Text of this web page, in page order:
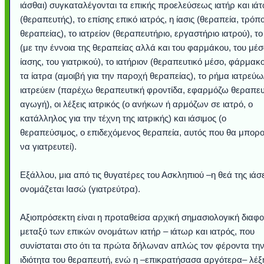
ιάσθαι) συγκαταλέγονται τα επικής προελεύσεως ιατήρ και
(θεραπευτής), το επίσης επικό ιατρός, η ίασις (θεραπεία,
θεραπείας), το ιατρείον (θεραπευτήριο, εργαστήριο ιατρού),
(με την έννοια της θεραπείας αλλά και του φαρμάκου, του
ίασης, του γιατρικού), το ιατήριον (θεραπευτικό μέσο,
τα ίατρα (αμοιβή για την παροχή θεραπείας), το ρήμα
ιατρεύειν (παρέχω θεραπευτική φροντίδα, εφαρμόζω
αγωγή), οι λέξεις ιατρικός (ο ανήκων ή αρμόζων σε ιατρό, ο
κατάλληλος για την τέχνη της ιατρικής) και ιάσιμος (ο
θεραπεύσιμος, ο επιδεχόμενος θεραπεία, αυτός που θα
να γιατρευτεί).
Εξάλλου, μια από τις θυγατέρες του Ασκληπιού –η θεά της
ονομάζεται Ιασώ (γιατρεύτρα).
Αξιοπρόσεκτη είναι η προταθείσα αρχική σημασιολογική
μεταξύ των επικών ονομάτων ιατήρ – ιάτωρ και ιατρός, που
συνίσταται στο ότι τα πρώτα δήλωναν απλώς τον φέροντα την
ιδιότητα του θεραπευτή, ενώ η –επικρατήσασα αργότερα–
το παράθυρό
που κάνει το
κι απ' το
μωρό